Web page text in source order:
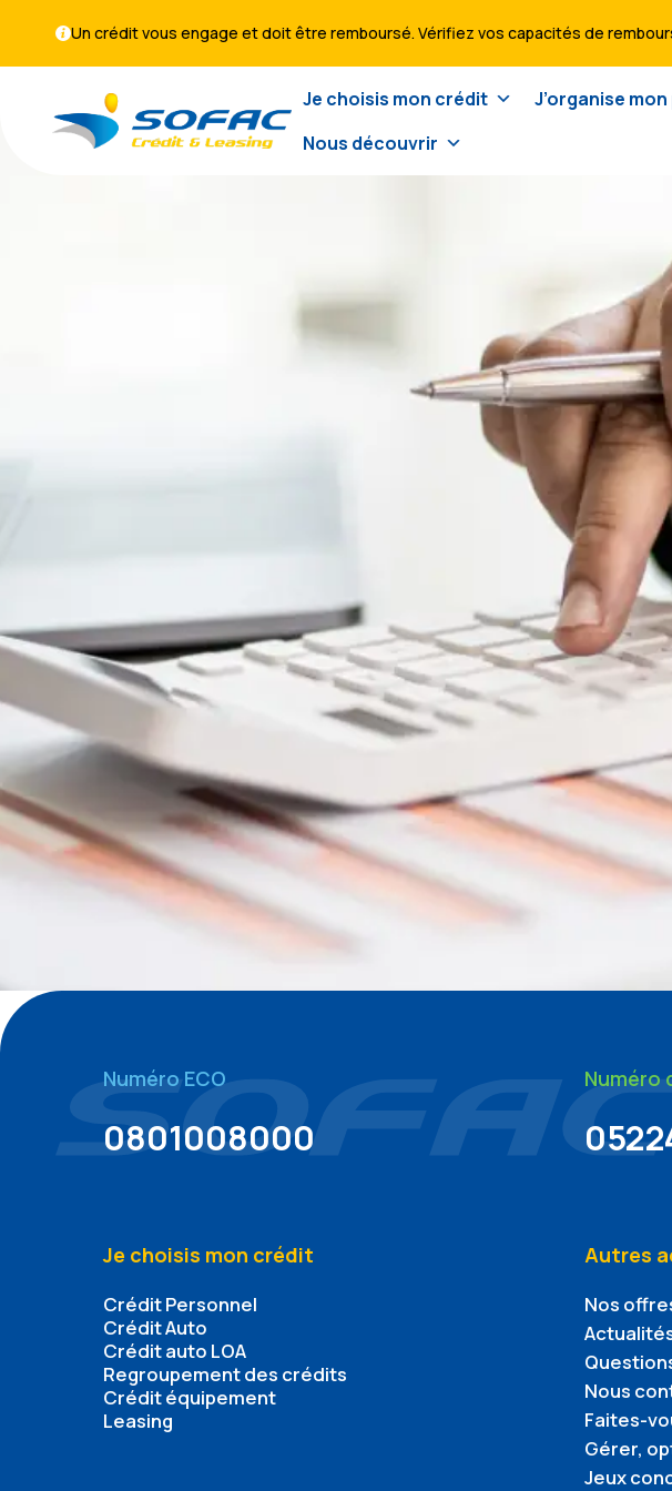
Un crédit vous engage et doit être remboursé. Vérifiez vos capacités de
Je choisis mon crédit J’organise
Nous découvrir
Numéro ECO
0801008000
Numéro
Je choisis mon crédit
Crédit Personnel
Crédit Auto
Crédit auto LOA
Regroupement des crédits
Crédit équipement
Leasing
Autres
Nos
Nous
Faites-
Gérer,
Jeux